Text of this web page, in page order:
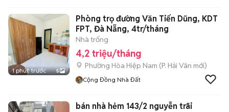
1 phút trước 5
Phòng trọ đường Văn Tiến Dũng, KDT
FPT, Đà Nẵng, 4tr/tháng
Nhà trống
4,2 triệu/tháng
Phường Hòa Hiệp Nam (P. Hải Vân mới)
Cộng Đồng Nhà Đất
bán nhà hẻm 143/2 nguyễn trãi